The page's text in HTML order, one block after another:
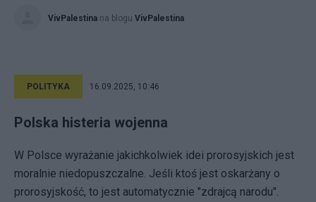
VivPalestina na blogu VivPalestina
POLITYKA 16.09.2025, 10:46
Polska histeria wojenna
W Polsce wyrażanie jakichkolwiek idei prorosyjskich jest
moralnie niedopuszczalne. Jeśli ktoś jest oskarżany o
prorosyjskość, to jest automatycznie "zdrajcą narodu".